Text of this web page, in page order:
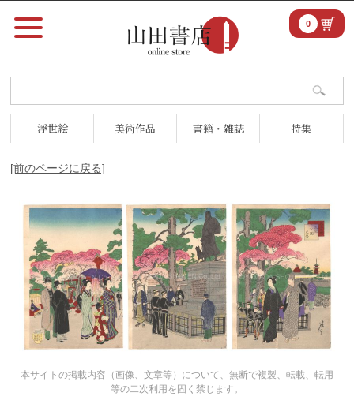
浮世絵 美術作品 書籍・雑誌 特集
0
[前のページに戻る]
本サイトの掲載内容（画像、文章等）について、無断で複製、転載、転用
等の二次利用を固く禁じます。